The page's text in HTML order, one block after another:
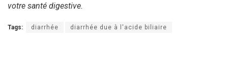
votre santé digestive.
Tags: diarrhée diarrhée due à l'acide biliaire